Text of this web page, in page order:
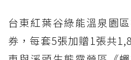
台東紅葉谷綠能溫泉園
券，每套5張加贈1張共